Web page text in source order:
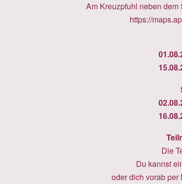
Am Kreuzpfuhl neben
https://
Die
Du kannst
oder dich vorab per